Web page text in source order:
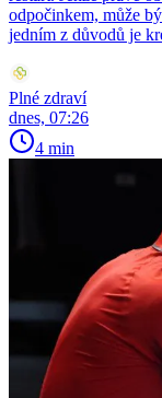
odpočinkem, může
jedním z důvodů je
Plné zdraví
dnes, 07:26
4 min